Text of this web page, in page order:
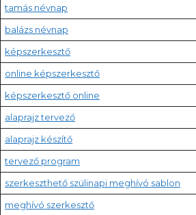
tamás névnap
balázs névnap
képszerkesztő
online képszerkesztő
képszerkesztő online
alaprajz tervező
alaprajz készítő
tervező program
szerkeszthető szülinapi meghívó sablon
meghívó szerkesztő